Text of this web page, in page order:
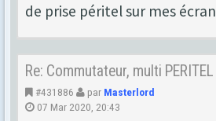
de prise péritel sur mes
Re: Commutateur, multi PERITEL
#431886 par Masterlord
07 Mar 2020, 20:43